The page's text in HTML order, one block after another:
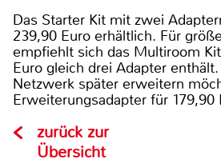
Das Starter Kit mit zwei
239,90 Euro erhältlich. Für
empfiehlt sich das Multiroom
Euro gleich drei Adapter
Netzwerk später erweitern
Erweiterungsadapter für 179,90
zurück zur
Übersicht